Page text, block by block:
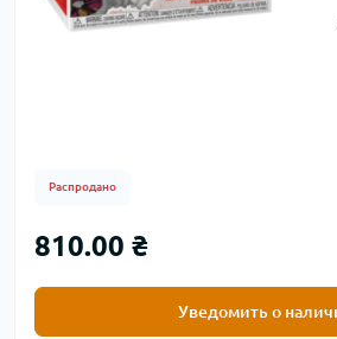
Распродано
810.00 ₴
Уведомить о